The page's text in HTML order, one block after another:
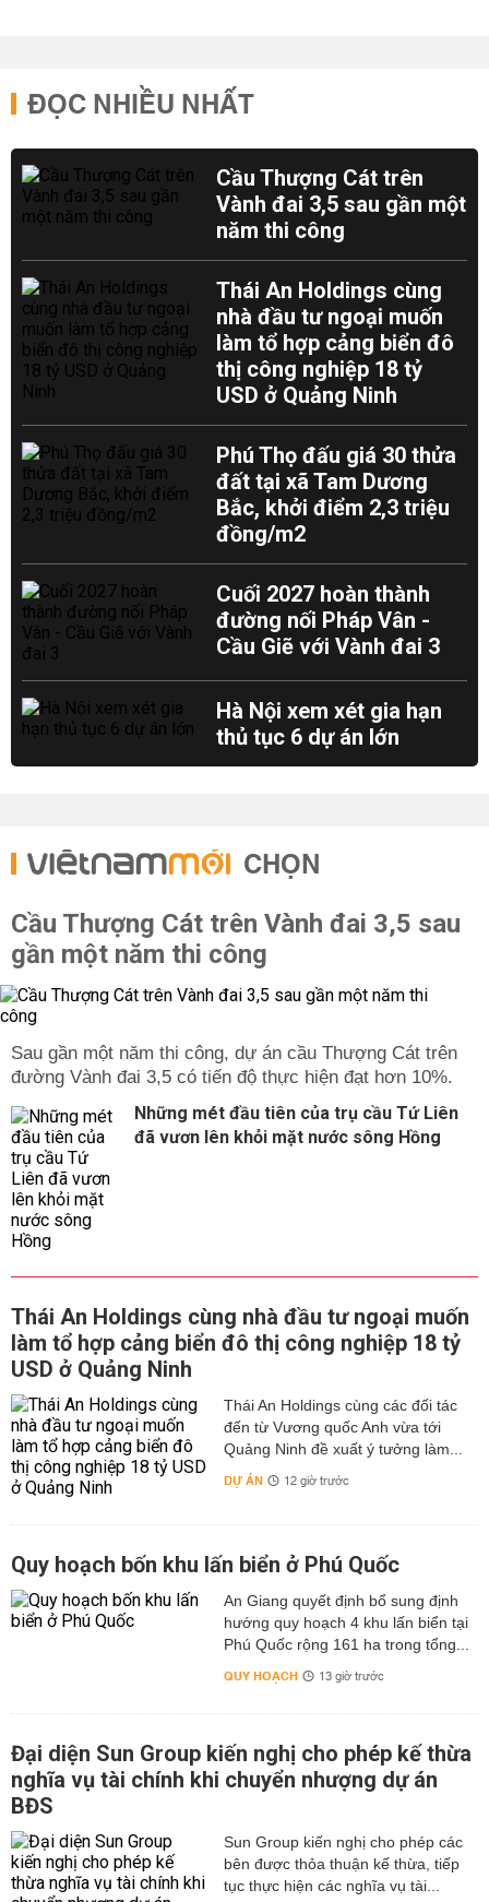
ĐỌC NHIỀU NHẤT
Cầu Thượng Cát trên
Vành đai 3,5 sau gần một
năm thi công
Thái An Holdings cùng
nhà đầu tư ngoại muốn
làm tổ hợp cảng biển đô
thị công nghiệp 18 tỷ
USD ở Quảng Ninh
Phú Thọ đấu giá 30 thửa
đất tại xã Tam Dương
Bắc, khởi điểm 2,3 triệu
đồng/m2
Cuối 2027 hoàn thành
đường nối Pháp Vân -
Cầu Giẽ với Vành đai 3
Hà Nội xem xét gia hạn
thủ tục 6 dự án lớn
CHỌN
Cầu Thượng Cát trên Vành đai 3,5 sau
gần một năm thi công
Sau gần một năm thi công, dự án cầu Thượng Cát trên
đường Vành đai 3,5 có tiến độ thực hiện đạt hơn 10%.
Những mét đầu tiên của trụ cầu Tứ Liên
đã vươn lên khỏi mặt nước sông Hồng
Thái An Holdings cùng nhà đầu tư ngoại muốn
làm tổ hợp cảng biển đô thị công nghiệp 18 tỷ
USD ở Quảng Ninh
Thái An Holdings cùng các đối tác
đến từ Vương quốc Anh vừa tới
Quảng Ninh đề xuất ý tưởng làm...
DỰ ÁN 12 giờ trước
Quy hoạch bốn khu lấn biển ở Phú Quốc
An Giang quyết định bổ sung định
hướng quy hoạch 4 khu lấn biển tại
Phú Quốc rộng 161 ha trong tổng...
QUY HOẠCH 13 giờ trước
Đại diện Sun Group kiến nghị cho phép kế thừa
nghĩa vụ tài chính khi chuyển nhượng dự án
BĐS
Sun Group kiến nghị cho phép các
bên được thỏa thuận kế thừa, tiếp
tục thực hiện các nghĩa vụ tài...